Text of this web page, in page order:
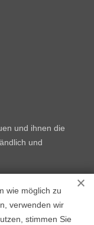
wie möglich zu
verwenden wir
stimmen Sie
und ihnen die
und